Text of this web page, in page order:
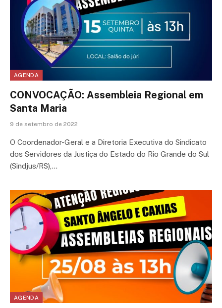
AGENDA
CONVOCAÇÃO: Assembleia Regional em
Santa Maria
9 de setembro de 2022
O Coordenador-Geral e a Diretoria Executiva do Sindicato
dos Servidores da Justiça do Estado do Rio Grande do Sul
(Sindjus/RS),…
AGENDA